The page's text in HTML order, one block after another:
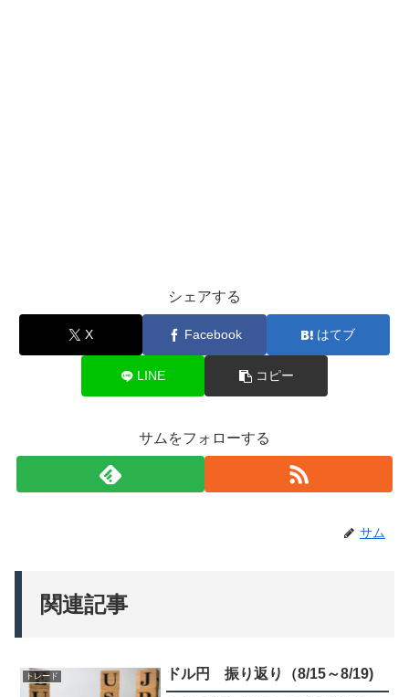
シェアする
X Facebook はてブ
LINE コピー
サムをフォローする
サム
関連記事
トレード ドル円 振り返り（8/15～8/19)